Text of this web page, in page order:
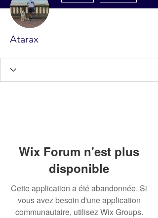
Atarax
Wix Forum n'est plus
disponible
Cette application a été abandonnée. Si
vous avez besoin d'une application
communautaire, utilisez Wix Groups.